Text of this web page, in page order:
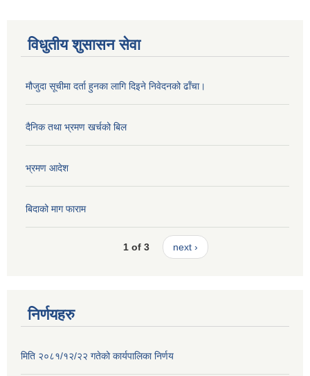
विधुतीय शुसासन सेवा
मौजुदा सूचीमा दर्ता हुनका लागि दिइने निवेदनको ढाँचा।
दैनिक तथा भ्रमण खर्चको बिल
भ्रमण आदेश
बिदाको माग फाराम
1 of 3 next ›
निर्णयहरु
मिति २०८१/१२/२२ गतेको कार्यपालिका निर्णय